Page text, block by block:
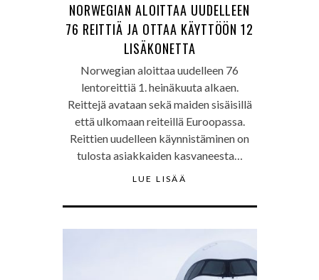
NORWEGIAN ALOITTAA UUDELLEEN
76 REITTIÄ JA OTTAA KÄYTTÖÖN 12
LISÄKONETTA
Norwegian aloittaa uudelleen 76
lentoreittiä 1. heinäkuuta alkaen.
Reittejä avataan sekä maiden sisäisillä
että ulkomaan reiteillä Euroopassa.
Reittien uudelleen käynnistäminen on
tulosta asiakkaiden kasvaneesta…
LUE LISÄÄ